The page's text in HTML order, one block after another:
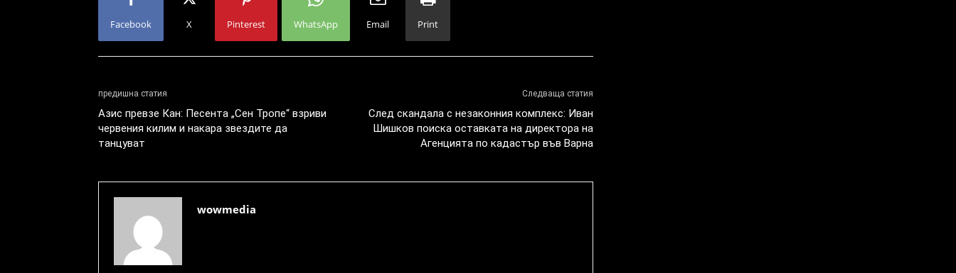
Facebook X Pinterest WhatsApp Email Print
предишна статия
Азис превзе Кан: Песента „Сен Тропе“ взриви
червения килим и накара звездите да
танцуват
Следваща статия
След скандала с незаконния комплекс: Иван
Шишков поиска оставката на директора на
Агенцията по кадастър във Варна
wowmedia